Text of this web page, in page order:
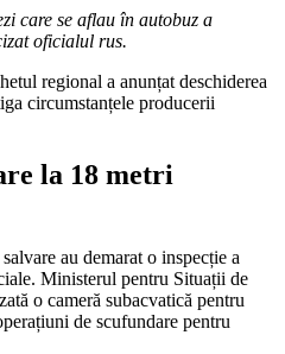
care se aflau în autobuz a
oficialul rus.
regional a anunțat deschiderea
circumstanțele producerii
la 18 metri
au demarat o inspecție a
Ministerul pentru Situații de
o cameră subacvatică pentru
de scufundare pentru